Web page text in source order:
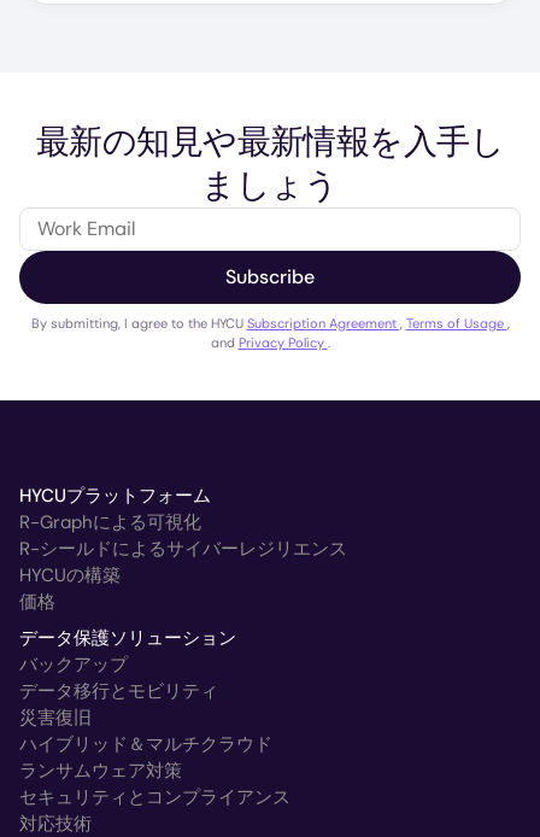
最新の知見や最新情報を入手し
ましょう
Subscribe
By submitting, I agree to the HYCU Subscription Agreement Terms of Usage
and Privacy Policy
HYCUプラットフォーム
R-Graphによる可視化
R-シールドによるサイバーレジリエンス
HYCUの構築
価格
データ保護ソリューション
バックアップ
データ移行とモビリティ
災害復旧
ハイブリッド＆マルチクラウド
ランサムウェア対策
セキュリティとコンプライアンス
対応技術